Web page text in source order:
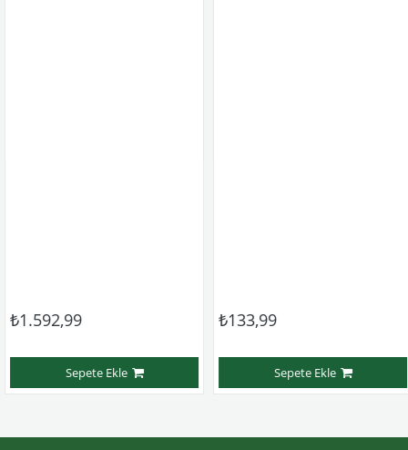
Sepete Ekle
₺133,99
Sepete Ekle